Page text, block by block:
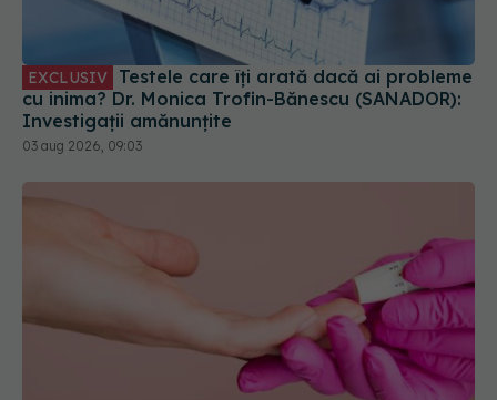
EXCLUSIV
cu inima? Dr. Monica Trofin-Bănescu (SANADOR):
Investigații amănunțite
03 aug 2026, 09:03